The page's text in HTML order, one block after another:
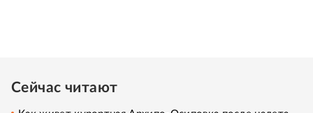
Сейчас читают